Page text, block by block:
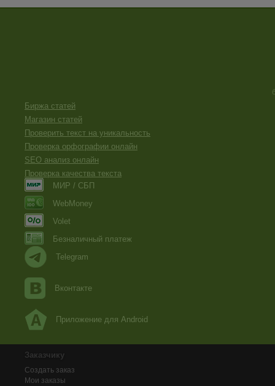
Биржа статей
Магазин статей
Проверить текст на уникальность
Проверка орфографии онлайн
SEO анализ онлайн
Проверка качества текста
МИР / СБП
WebMoney
Volet
Безналичный платеж
Telegram
Вконтакте
Приложение для Android
Заказчику
Создать заказ
Мои заказы